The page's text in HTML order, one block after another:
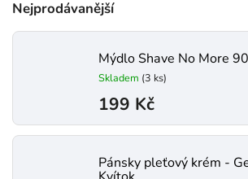
Nejprodávanější
Mýdlo Shave No More
Skladem (3 ks)
199 Kč
Pánsky pleťový krém -